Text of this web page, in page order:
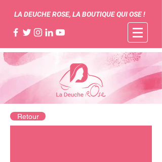
LA DEUCHE ROSE, LA BOUTIQUE QUI OSE !
Retour